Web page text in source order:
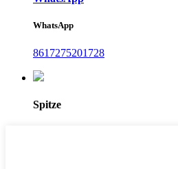
WhatsApp
8617275201728
Spitze